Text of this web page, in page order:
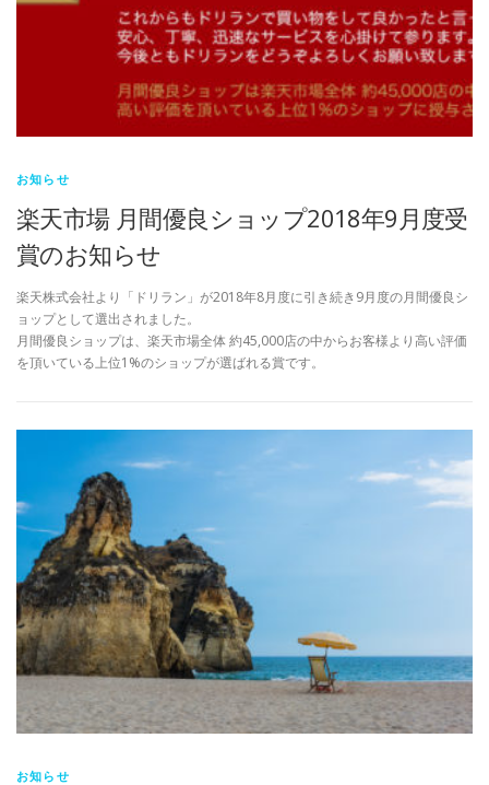
お知らせ
楽天市場 月間優良ショップ2018年9月度受
賞のお知らせ
楽天株式会社より「ドリラン」が2018年8月度に引き続き9月度の月間優良シ
ョップとして選出されました。
月間優良ショップは、楽天市場全体 約45,000店の中からお客様より高い評価
を頂いている上位1%のショップが選ばれる賞です。
お知らせ